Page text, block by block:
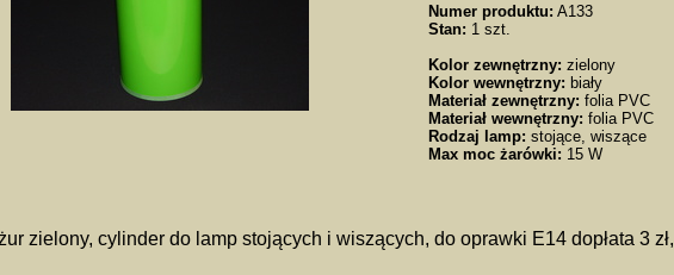
Numer produktu: A133
Stan: 1 szt.
Kolor zewnętrzny: zielony
Kolor wewnętrzny: biały
Materiał zewnętrzny: folia PVC
Materiał wewnętrzny: folia PVC
Rodzaj lamp: stojące, wiszące
Max moc żarówki: 15 W
zielony, cylinder do lamp stojących i wiszących, do oprawki E14 dopłata 3 zł,